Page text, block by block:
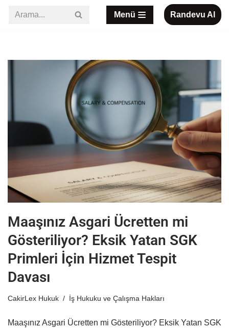
Menü Randevu Al
Maaşınız Asgari Ücretten mi
Gösteriliyor? Eksik Yatan SGK
Primleri İçin Hizmet Tespit
Davası
CakirLex Hukuk İş Hukuku ve Çalışma Hakları
Maaşınız Asgari Ücretten mi Gösteriliyor? Eksik Yatan SGK